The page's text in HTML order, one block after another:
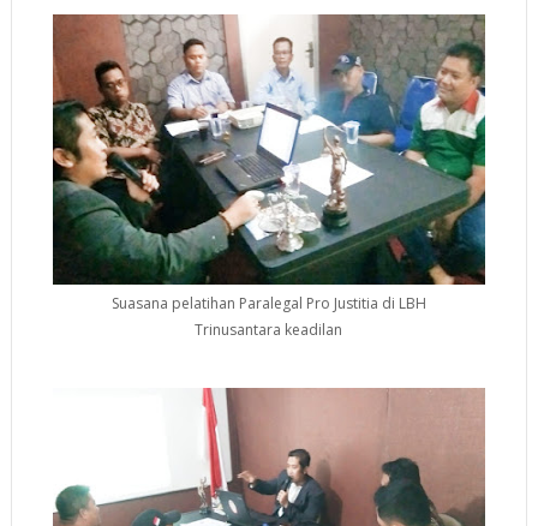
Suasana pelatihan Paralegal Pro Justitia di LBH
Trinusantara keadilan